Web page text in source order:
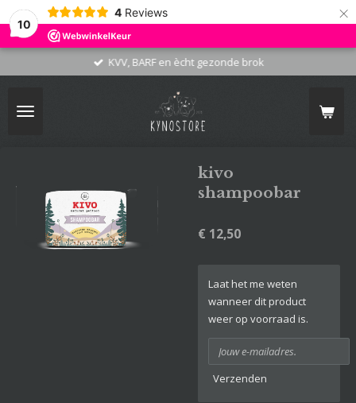
10
4 Reviews ×
KVV, BARF en ècht gezonde brok
kivo
shampoobar
€ 12,50
Laat het me weten
wanneer dit product
weer op voorraad is.
Verzenden